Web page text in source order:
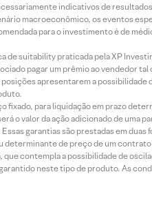
indicativos de
macroeconômico, os eventos
para o investimento é de
suitability praticada pela XP
pagar um prêmio ao vendedor
apresentarem a possibilidade
para liquidação em prazo
o valor da ação adicionado de uma
garantias são prestadas em duas
determinante de preço de um
contempla a possibilidade de
neste tipo de produto. As